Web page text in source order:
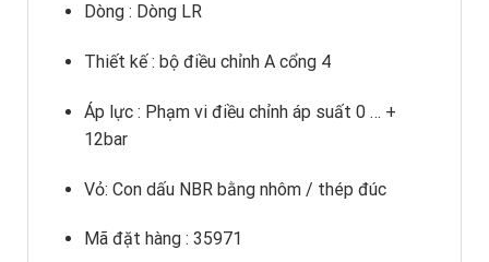
Dòng : Dòng LR
Thiết kế : bộ điều chỉnh A cổng 4
Áp lực : Phạm vi điều chỉnh áp suất 0 … +
12bar
Vỏ: Con dấu NBR bằng nhôm / thép đúc
Mã đặt hàng : 35971